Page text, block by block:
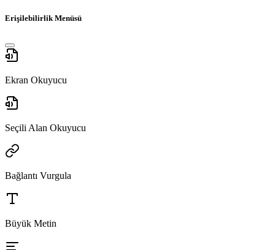
Erişilebilirlik Menüsü
Ekran Okuyucu
Seçili Alan Okuyucu
Bağlantı Vurgula
Büyük Metin